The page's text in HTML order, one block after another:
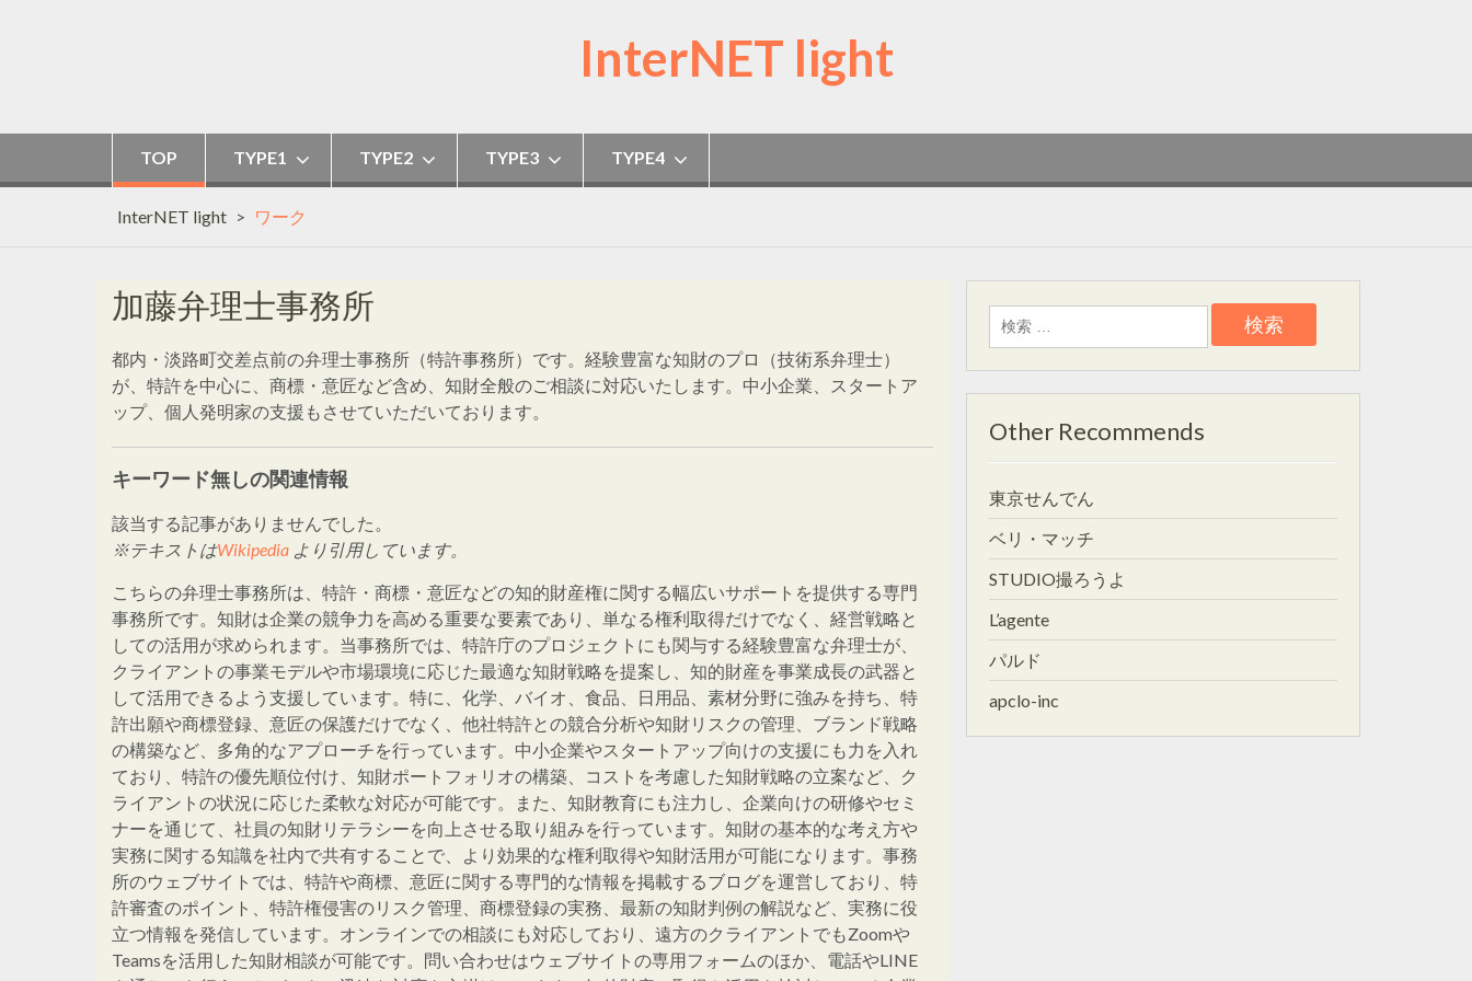
InterNET light
TOP TYPE1 TYPE2 TYPE3 TYPE4
InterNET light > ワーク
加藤弁理士事務所
都内・淡路町交差点前の弁理士事務所（特許事務所）です。経験豊富な知財のプロ（技術系弁理士）
が、特許を中心に、商標・意匠など含め、知財全般のご相談に対応いたします。中小企業、スタートア
ップ、個人発明家の支援もさせていただいております。
キーワード無しの関連情報
該当する記事がありませんでした。
※テキストはWikipedia より引用しています。
こちらの弁理士事務所は、特許・商標・意匠などの知的財産権に関する幅広いサポートを提供する専門
事務所です。知財は企業の競争力を高める重要な要素であり、単なる権利取得だけでなく、経営戦略と
しての活用が求められます。当事務所では、特許庁のプロジェクトにも関与する経験豊富な弁理士が、
クライアントの事業モデルや市場環境に応じた最適な知財戦略を提案し、知的財産を事業成長の武器と
して活用できるよう支援しています。特に、化学、バイオ、食品、日用品、素材分野に強みを持ち、特
許出願や商標登録、意匠の保護だけでなく、他社特許との競合分析や知財リスクの管理、ブランド戦略
の構築など、多角的なアプローチを行っています。中小企業やスタートアップ向けの支援にも力を入れ
ており、特許の優先順位付け、知財ポートフォリオの構築、コストを考慮した知財戦略の立案など、ク
ライアントの状況に応じた柔軟な対応が可能です。また、知財教育にも注力し、企業向けの研修やセミ
ナーを通じて、社員の知財リテラシーを向上させる取り組みを行っています。知財の基本的な考え方や
実務に関する知識を社内で共有することで、より効果的な権利取得や知財活用が可能になります。事務
所のウェブサイトでは、特許や商標、意匠に関する専門的な情報を掲載するブログを運営しており、特
許審査のポイント、特許権侵害のリスク管理、商標登録の実務、最新の知財判例の解説など、実務に役
立つ情報を発信しています。オンラインでの相談にも対応しており、遠方のクライアントでもZoomや
Teamsを活用した知財相談が可能です。問い合わせはウェブサイトの専用フォームのほか、電話やLINE
検
索:
Other Recommends
東京せんでん
ベリ・マッチ
STUDIO撮ろうよ
L’agente
パルド
apclo-inc